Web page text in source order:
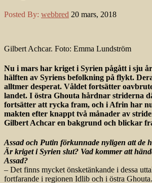
Posted By: webbred 20 mars, 2018
Gilbert Achcar. Foto: Emma Lundström
Nu i mars har kriget i Syrien pågått i sju
hälften av Syriens befolkning på flykt.
alltmer desperat. Våldet fortsätter
landet. I östra Ghouta hårdnar striderna
fortsätter att rycka fram, och i Afrin har
makten efter knappt två månader av
Gilbert Achcar en bakgrund och blickar
Assad och Putin förkunnade nyligen att de
Är kriget i Syrien slut? Vad kommer att
Assad?
– Det finns mycket önsketänkande i dessa
fortfarande i regionen Idlib och i östra